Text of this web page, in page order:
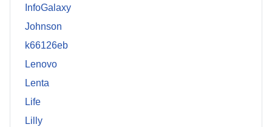
InfoGalaxy
Johnson
k66126eb
Lenovo
Lenta
Life
Lilly